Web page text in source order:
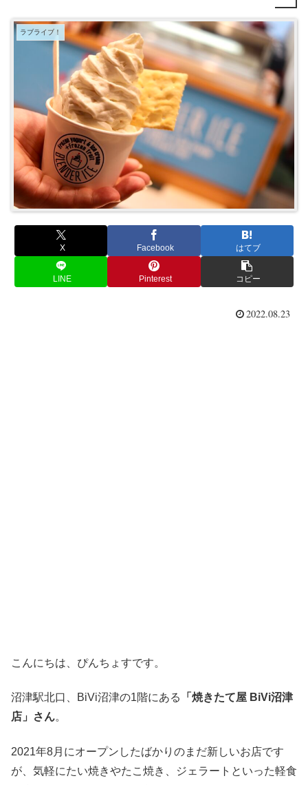
ラブライブ！
X Facebook はてブ
LINE Pinterest コピー
2022.08.23
こんにちは、ぴんちょすです。
沼津駅北口、BiVi沼津の1階にある
「焼きたて屋 BiVi沼津
店」さん。
2021年8月にオープンしたばかりのまだ新しいお店です
が、気軽にたい焼きやたこ焼き、ジェラートといった軽食